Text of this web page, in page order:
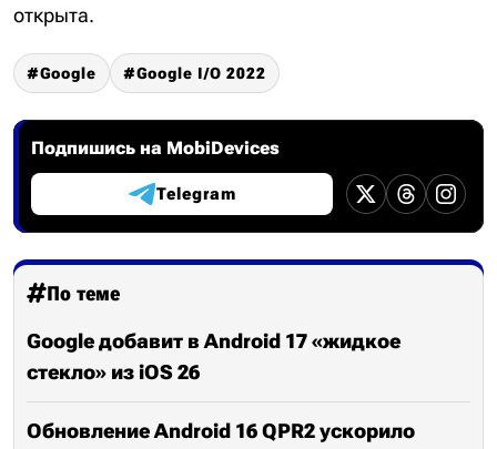
открыта.
Google Google I/O 2022
Подпишись на MobiDevices
Telegram
По теме
Google добавит в Android 17 «жидкое
стекло» из iOS 26
Обновление Android 16 QPR2 ускорило